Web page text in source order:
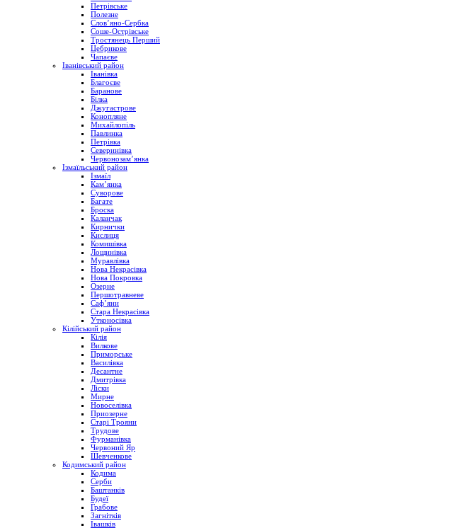
Петрівське
Полезне
Слов’яно-Сербка
Соше-Острівське
Тростянець Перший
Цебрикове
Чапаєве
Іванівський район
Іванівка
Благоєве
Баранове
Білка
Джугастрове
Конопляне
Михайлопіль
Павлинка
Петрівка
Северинівка
Червонозам’янка
Ізмаїльський район
Ізмаїл
Кам’янка
Суворове
Багате
Броска
Каланчак
Кирнички
Кислиця
Комишівка
Лощинівка
Муравлівка
Нова Некрасівка
Нова Покровка
Озерне
Першотравневе
Саф’яни
Стара Некрасівка
Утконосівка
Кілійський район
Кілія
Вилкове
Приморське
Василівка
Десантне
Дмитрівка
Ліски
Мирне
Новоселівка
Приозерне
Старі Трояни
Трудове
Фурманівка
Червоний Яр
Шевченкове
Кодимський район
Кодима
Серби
Баштанків
Будеї
Грабове
Загнітків
Івашків